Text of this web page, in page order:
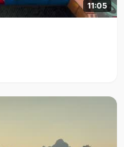
11:05